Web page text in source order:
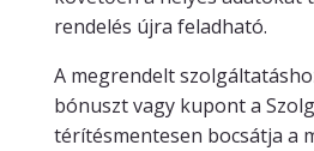
rendelés újra feladható.
A megrendelt
bónuszt vagy kupont a
térítésmentesen bocsátja a